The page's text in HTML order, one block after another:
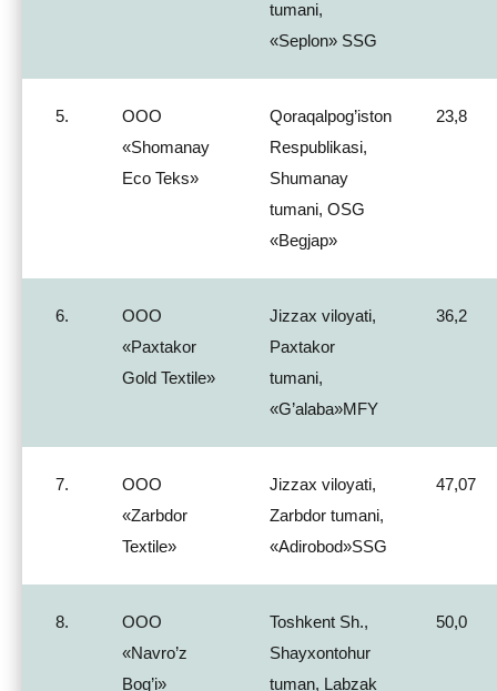
tumani,
«Seplon» SSG
5.
ООО
«Shomanay
Eco Teks»
Qoraqalpog’iston
Respublikasi,
Shumanay
tumani, OSG
«Begjap»
23,8
6.
ООО
«Paxtakor
Gold Textile»
Jizzax viloyati,
Paxtakor
tumani,
«G’alaba»MFY
36,2
7.
ООО
«Zarbdor
Textile»
Jizzax viloyati,
Zarbdor tumani,
«Adirobod»SSG
47,07
8.
ООО
«Navro’z
Bog’i»
Toshkent Sh.,
Shayxontohur
tuman, Labzak
50,0